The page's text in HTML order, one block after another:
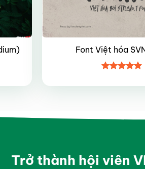
Font Việt hóa
hạng4.85
Trở thành hội viên